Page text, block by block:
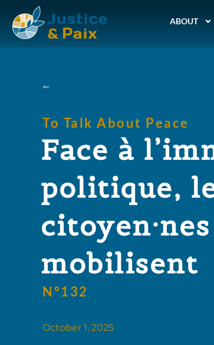
ABOUT
To Talk About Peace
Face à
politique,
mobilisent
N°132
October 1, 2025